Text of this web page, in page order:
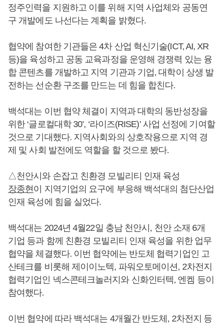
정주인력을 지원하고 이를 위해 지역 사업체와 공동연
구 개발에도 나선다는 계획을 밝혔다.
협약에 참여한 기관들은 4차 산업 혁신기술(ICT, AI, XR
등)을 육성하고 공동 교육과정을 운영해 경쟁력 있는 융
합 콘텐츠를 개발하고 지역 기관과 기업, 대학이 상생 발
전하는 선순환 구조를 만드는 데 힘을 합친다.
백석대는 이번 협약 체결이 지역과 대학의 동반성장을
위한 ‘글로컬대학 30’, ‘라이즈(RISE)’ 사업 선정에 기여할
것으로 기대했다. 지역사회와의 상호작용으로 지역 경
제 및 사회 발전에도 역할을 할 것으로 봤다.
△천안시와 손잡고 친환경 모빌리티 인재 육성
장종현이 지역기업의 요구에 부응해 백석대의 첨단산업
인재 육성에 힘을 실었다.
백석대는 2024년 4월22일 충남 천안시, 천안 소재 6개
기업 등과 함께 친환경 모빌리티 인재 육성을 위한 업무
협약을 체결했다. 이번 협약에는 반도체 협력기업인 고
산테크를 비롯해 제이이노텍, 파워오토메이션, 2차전지
협력기업인 넥스콘테크놀러지와 신화인터텍, 엔켐 등이
참여했다.
이번 협약에 따라 백석대는 4개월간 반도체, 2차전지 등